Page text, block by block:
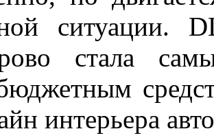
ситуации.
стала
интерьера